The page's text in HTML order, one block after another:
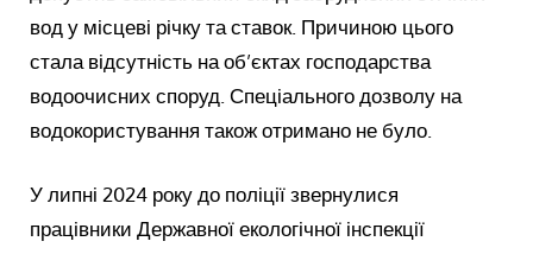
вод у місцеві річку та ставок. Причиною цього
стала відсутність на об’єктах господарства
водоочисних споруд. Спеціального дозволу на
водокористування також отримано не було.
У липні 2024 року до поліції звернулися
працівники Державної екологічної інспекції